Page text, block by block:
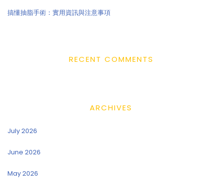
搞懂抽脂手術：實用資訊與注意事項
RECENT COMMENTS
ARCHIVES
July 2026
June 2026
May 2026